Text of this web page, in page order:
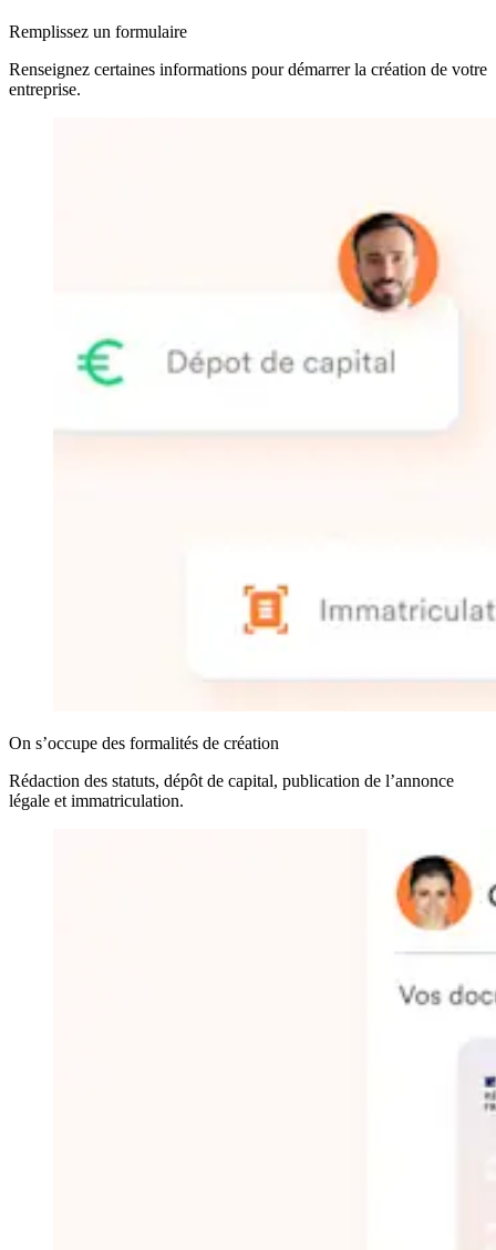
Remplissez un formulaire
Renseignez certaines informations pour démarrer la création de votre
entreprise.
On s’occupe des formalités de création
Rédaction des statuts, dépôt de capital, publication de l’annonce
légale et immatriculation.